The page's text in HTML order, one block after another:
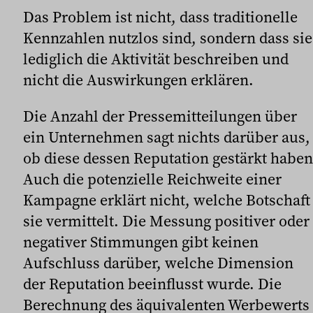
Das Problem ist nicht, dass traditionelle
Kennzahlen nutzlos sind, sondern dass sie
lediglich die Aktivität beschreiben und
nicht die Auswirkungen erklären.
Die Anzahl der Pressemitteilungen über
ein Unternehmen sagt nichts darüber aus,
ob diese dessen Reputation gestärkt
Auch die potenzielle Reichweite einer
Kampagne erklärt nicht, welche Botschaft
sie vermittelt. Die Messung positiver oder
negativer Stimmungen gibt keinen
Aufschluss darüber, welche Dimension
der Reputation beeinflusst wurde. Die
Berechnung des äquivalenten Werbewerts